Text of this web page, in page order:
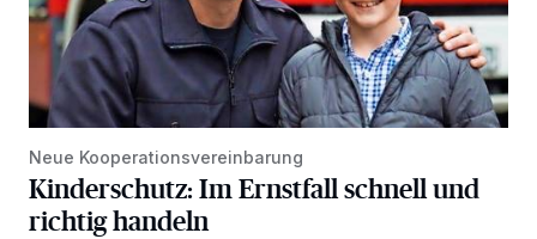
Neue Kooperationsvereinbarung
Kinderschutz: Im Ernstfall schnell und
richtig handeln